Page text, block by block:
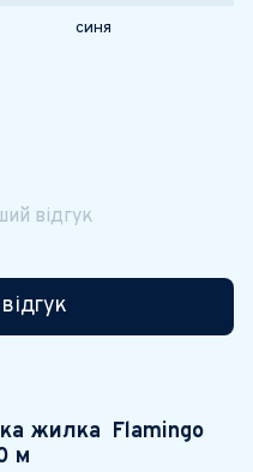
синя
відгук
жилка Flamingo
м